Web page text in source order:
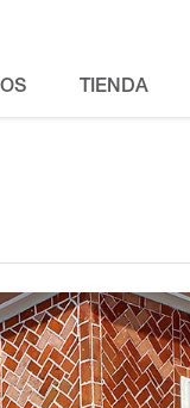
TIENDA